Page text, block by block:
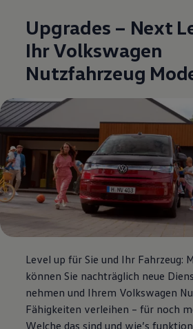
Upgrades – Next
IhrVolkswagen
Nutzfahrzeug
Level up für Sie und Ihr Fahrzeug:
können Sie nachträglich neue
nehmen und Ihrem Volkswagen
Fähigkeiten verleihen – für noch
Welche das sind und wie’s